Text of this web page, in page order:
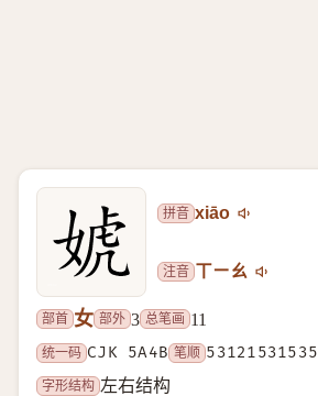
拼音 xiāo
注音 ㄒㄧㄠ
部首 女 部外 3 总笔画 11
统一码 CJK 5A4B 笔顺 53121531535
字形结构 左右结构